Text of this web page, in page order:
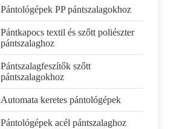
Pántológépek PP pántszalagokhoz
Pántkapocs textil és szőtt poliészter
pántszalaghoz
Pántszalagfeszítők szőtt
pántszalagokhoz
Automata keretes pántológépek
Pántológépek acél pántszalaghoz